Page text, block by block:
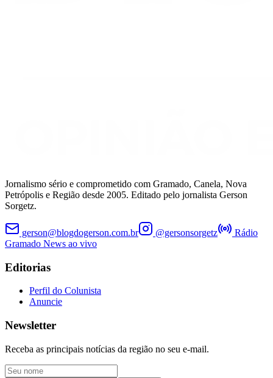
Jornalismo sério e comprometido com Gramado, Canela, Nova
Petrópolis e Região desde 2005. Editado pelo jornalista Gerson
Sorgetz.
gerson@blogdogerson.com.br @gersonsorgetz
Rádio
Gramado News ao vivo
Editorias
Perfil do Colunista
Anuncie
Newsletter
Receba as principais notícias da região no seu e-mail.